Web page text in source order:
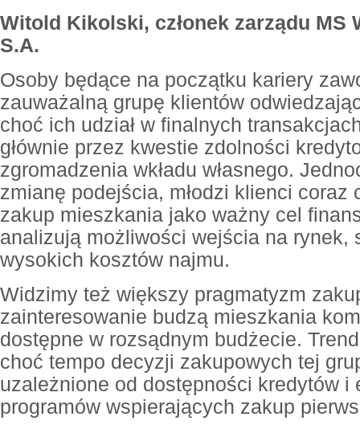
Witold Kikolski, członek zarządu MS
S.A.
Osoby będące na początku kariery
zauważalną grupę klientów
choć ich udział w finalnych
głównie przez kwestie zdolności
zgromadzenia wkładu własnego.
zmianę podejścia, młodzi klienci coraz
zakup mieszkania jako ważny cel
analizują możliwości wejścia na rynek,
wysokich kosztów najmu.
Widzimy też większy pragmatyzm
zainteresowanie budzą mieszkania
dostępne w rozsądnym budżecie.
choć tempo decyzji zakupowych tej
uzależnione od dostępności kredytów i
programów wspierających zakup